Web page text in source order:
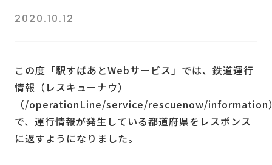
2020.10.12
この度「駅すぱあとWebサービス」では、鉄道運行
情報（レスキューナウ）
（/operationLine/service/rescuenow/information
で、運行情報が発生している都道府県をレスポンス
に返すようになりました。